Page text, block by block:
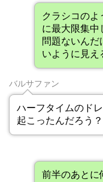
クラシコのよ
に最大限集中
問題ないんだ
いように見え
バルサファン
ハーフタイムのド
起こったんだろう？
前半のあとに